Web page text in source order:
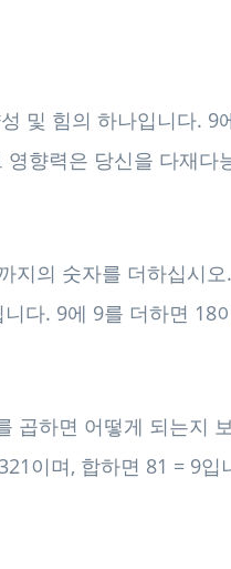
및 힘의 하나입니다. 9
향력은 당신을 다재다
지의 숫자를 더하십시
다. 9에 9를 더하면 18
곱하면 어떻게 되는지
이며, 합하면 81 = 9입